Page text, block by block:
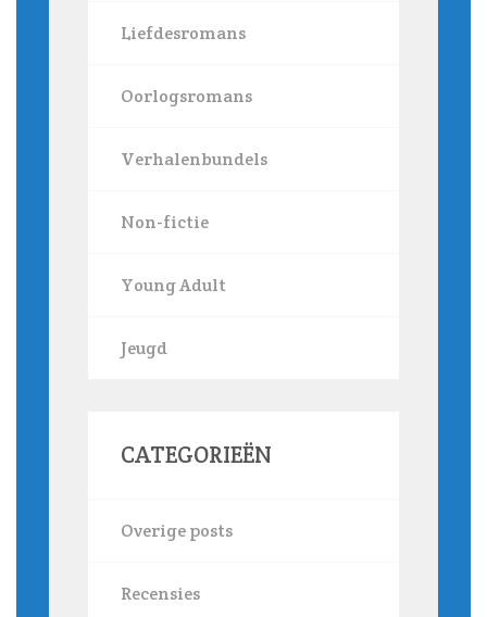
Liefdesromans
Oorlogsromans
Verhalenbundels
Non-fictie
Young Adult
Jeugd
CATEGORIEËN
Overige posts
Recensies